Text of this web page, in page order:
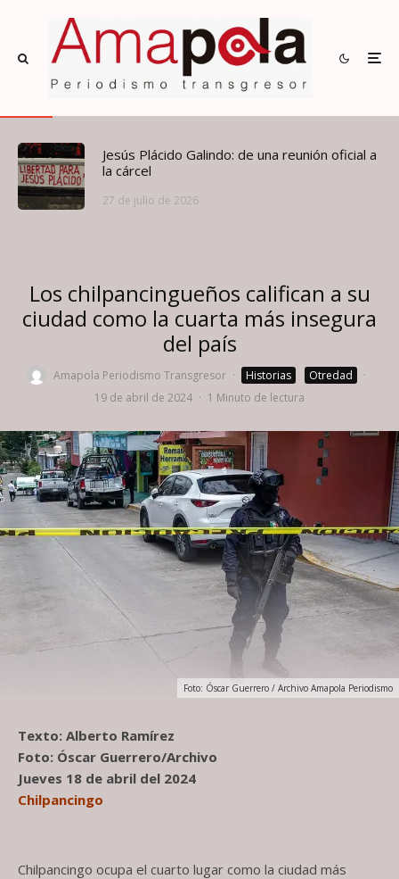
Jesús Plácido Galindo: de una reunión oficial a
la cárcel
27 de julio de 2026
Los chilpancingueños califican a su
ciudad como la cuarta más insegura
del país
Amapola Periodismo Transgresor · Historias Otredad
·
19 de abril de 2024 · 1 Minuto de lectura
Foto: Óscar Guerrero / Archivo Amapola Periodismo
Texto: Alberto Ramírez
Foto: Óscar Guerrero/Archivo
Jueves 18 de abril del 2024
Chilpancingo
Chilpancingo ocupa el cuarto lugar como la ciudad más